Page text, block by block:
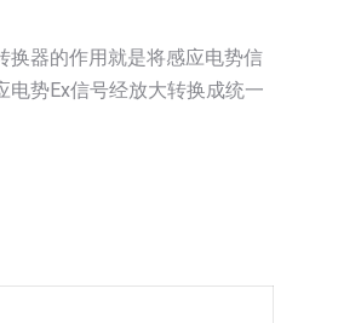
器的作用就是将感应电势信
势Ex信号经放大转换成统一